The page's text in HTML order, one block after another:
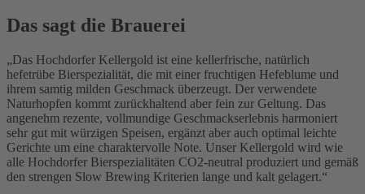
Das sagt die Brauerei
Das Hochdorfer Kellergold ist eine kellerfrische, natürlich
hefetrübe Bierspezialität, die mit einer fruchtigen Hefeblume und
ihrem samtig milden Geschmack überzeugt. Der verwendete
Naturhopfen kommt zurückhaltend aber fein zur Geltung. Das
angenehm rezente, vollmundige Geschmackserlebnis harmoniert
sehr gut mit würzigen Speisen, ergänzt aber auch optimal leichte
Gerichte um eine charaktervolle Note. Unser Kellergold wird wie
alle Hochdorfer Bierspezialitäten CO2-neutral produziert und gemäß
den strengen Slow Brewing Kriterien lange und kalt gelagert.